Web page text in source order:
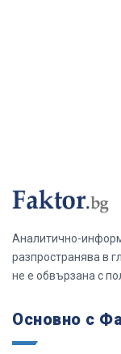
Аналитично-
разпространява в
не е обвързана с
Основно с